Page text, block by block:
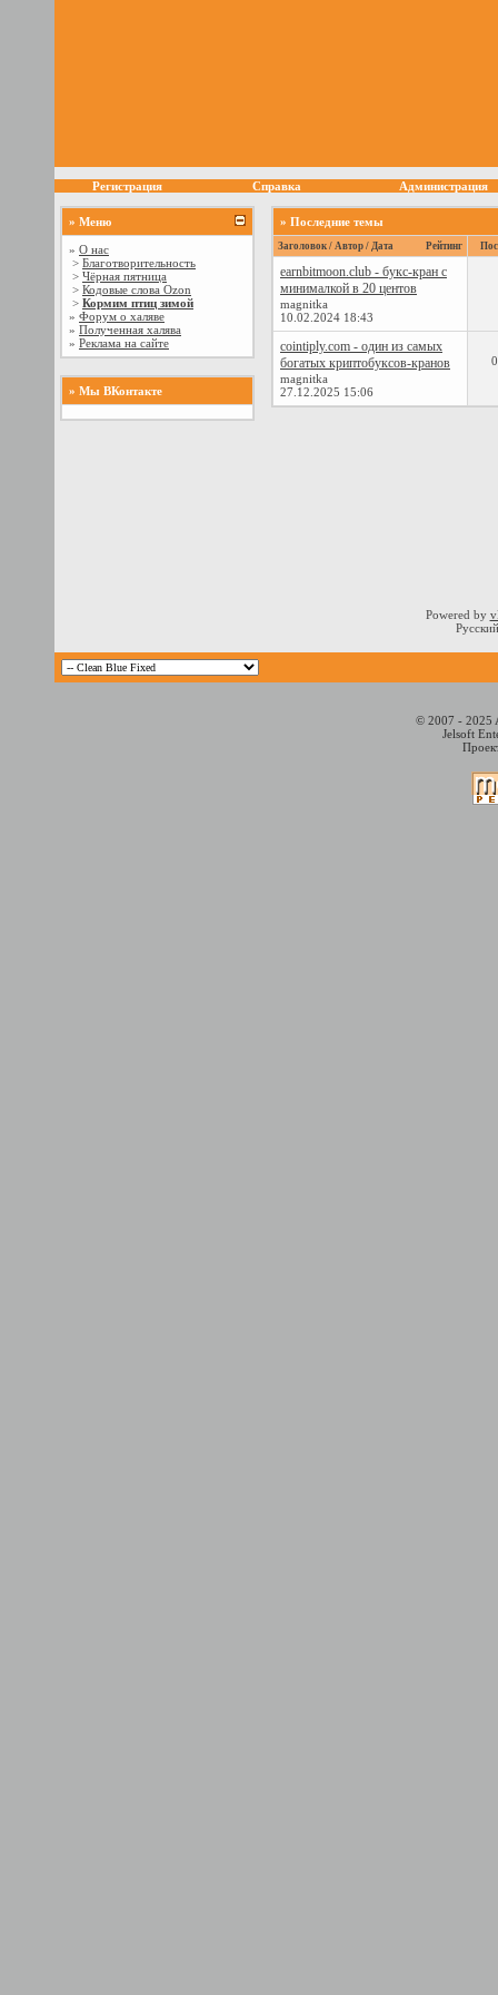
Регистрация Справка Администрация
» Меню
» О нас
> Благотворительность
> Чёрная пятница
> Кодовые слова Ozon
> Кормим птиц зимой
» Форум о халяве
» Полученная халява
» Реклама на сайте
» Мы ВКонтакте
» Последние темы
Рейтинг
Заголовок / Автор / Дата
earnbitmoon.club - букс-кран с
минималкой в 20 центов
magnitka
10.02.2024 18:43
cointiply.com - один из самых
богатых криптобуксов-кранов
magnitka
27.12.2025 15:06
Powered by
© 2007 - 2025
Jelsoft